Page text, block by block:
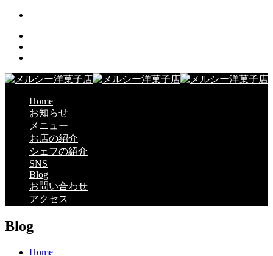
Home
お知らせ
メニュー
お店の紹介
シェフの紹介
SNS
Blog
お問い合わせ
アクセス
Blog
Home